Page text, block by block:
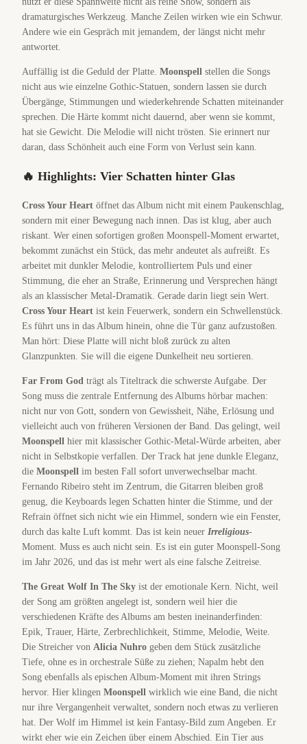
dramaturgisches Werkzeug. Manche Zeilen wirken wie ein Schwur.
Andere wie ein Gespräch mit jemandem, der längst nicht mehr
antwortet.
Auffällig ist die Geduld der Platte. Moonspell stellen die Songs
nicht aus wie einzelne Gothic-Statuen, sondern lassen sie durch
Übergänge, Stimmungen und wiederkehrende Schatten miteinander
sprechen. Die Härte kommt nicht dauernd, aber wenn sie kommt,
hat sie Gewicht. Die Melodie will nicht trösten. Sie erinnert nur
daran, dass Schönheit auch eine Form von Verlust sein kann.
🔥 Highlights: Vier Schatten hinter Glas
Cross Your Heart öffnet das Album nicht mit einem Paukenschlag,
sondern mit einer Bewegung nach innen. Das ist klug, aber auch
riskant. Wer einen sofortigen großen Moonspell-Moment erwartet,
bekommt zunächst ein Stück, das mehr andeutet als aufreißt. Es
arbeitet mit dunkler Melodie, kontrolliertem Puls und einer
Stimmung, die eher an Straße, Erinnerung und Versprechen hängt
als an klassischer Metal-Dramatik. Gerade darin liegt sein Wert.
Cross Your Heart ist kein Feuerwerk, sondern ein Schwellenstück.
Es führt uns in das Album hinein, ohne die Tür ganz aufzustoßen.
Man hört: Diese Platte will nicht bloß zurück zu alten
Glanzpunkten. Sie will die eigene Dunkelheit neu sortieren.
Far From God trägt als Titeltrack die schwerste Aufgabe. Der
Song muss die zentrale Entfernung des Albums hörbar machen:
nicht nur von Gott, sondern von Gewissheit, Nähe, Erlösung und
vielleicht auch von früheren Versionen der Band. Das gelingt, weil
Moonspell hier mit klassischer Gothic-Metal-Würde arbeiten, aber
nicht in Selbstkopie verfallen. Der Track hat jene dunkle Eleganz,
die Moonspell im besten Fall sofort unverwechselbar macht.
Fernando Ribeiro steht im Zentrum, die Gitarren bleiben groß
genug, die Keyboards legen Schatten hinter die Stimme, und der
Refrain öffnet sich nicht wie ein Himmel, sondern wie ein Fenster,
durch das kalte Luft kommt. Das ist kein neuer Irreligious-
Moment. Muss es auch nicht sein. Es ist ein guter Moonspell-Song
im Jahr 2026, und das ist mehr wert als eine falsche Zeitreise.
The Great Wolf In The Sky ist der emotionale Kern. Nicht, weil
der Song am größten angelegt ist, sondern weil hier die
verschiedenen Kräfte des Albums am besten ineinanderfinden:
Epik, Trauer, Härte, Zerbrechlichkeit, Stimme, Melodie, Weite.
Die Streicher von Alicia Nuhro geben dem Stück zusätzliche
Tiefe, ohne es in orchestrale Süße zu ziehen; Napalm hebt den
Song ebenfalls als epischen Album-Moment mit ihren Strings
hervor. Hier klingen Moonspell wirklich wie eine Band, die nicht
nur ihre Vergangenheit verwaltet, sondern noch etwas zu verlieren
hat. Der Wolf im Himmel ist kein Fantasy-Bild zum Angeben. Er
wirkt eher wie ein Zeichen über einem Abschied. Ein Tier aus